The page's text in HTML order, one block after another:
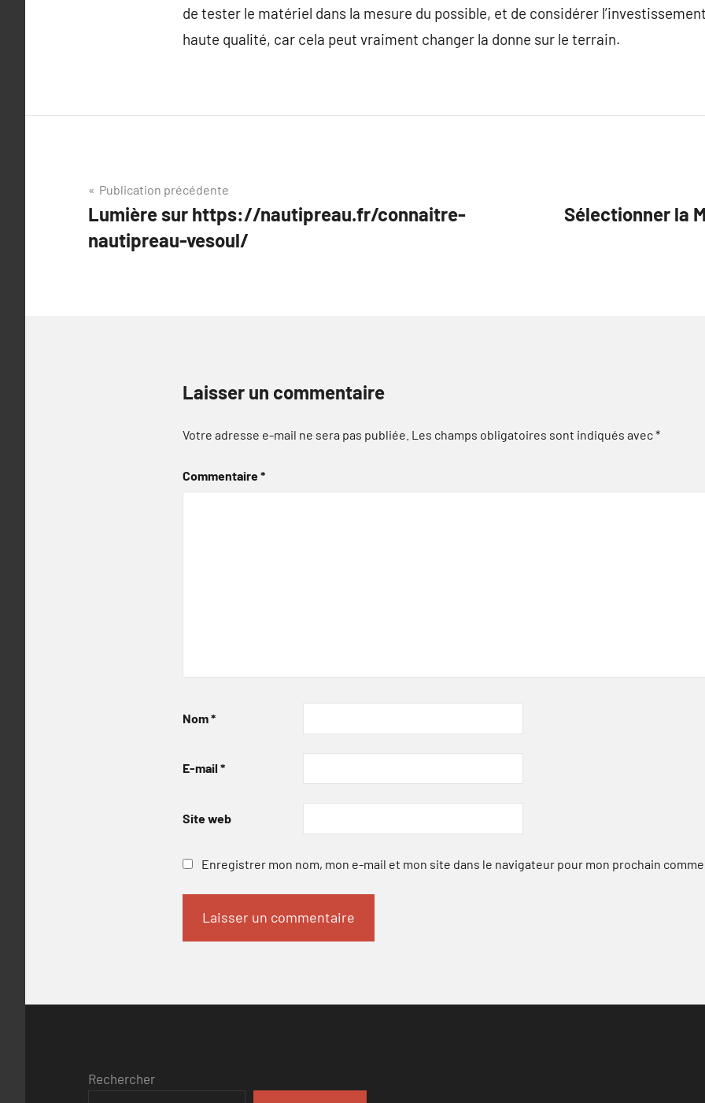
de tester le matériel dans la mesure du possible, et de considérer
haute qualité, car cela peut vraiment changer la donne sur le terrain.
Navigation
de
l’article
Publication précédente
Lumière sur https://nautipreau.fr/connaitre-
nautipreau-vesoul/
Sélectionner la
Laisser un commentaire
Votre adresse e-mail ne sera pas publiée. Les champs obligatoires sont indiqués avec*
Commentaire*
Nom*
E-mail *
Site web
Enregistrer mon nom, mon e-mail et mon site dans le navigateur pour mon prochain
Rechercher